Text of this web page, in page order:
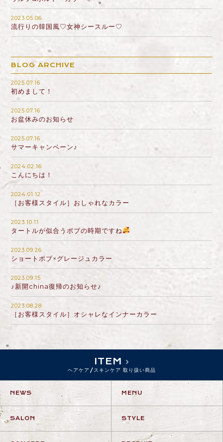
2023.05.06
流行りの韓国風♡女神シースルー♡
BLOG ARCHIVE
2025.07.16
初めまして！
2025.07.16
お盆休みのお知らせ
2025.07.16
サマーキャンペーン♪
2024.02.16
こんにちは！
2024.01.12
［お客様スタイル］おしゃれなカラー
2023.10.11
タートルが似合うボブの時期ですね
2023.09.26
ショートボブ×グレージュカラー
2023.09.15
♪新開china復帰のお知らせ♪
2023.08.28
［お客様スタイル］オシャレなインナーカラー
ITEM
ヘアケア/スキンケア 取り扱い商品
NEWS MENU
SALON STYLE